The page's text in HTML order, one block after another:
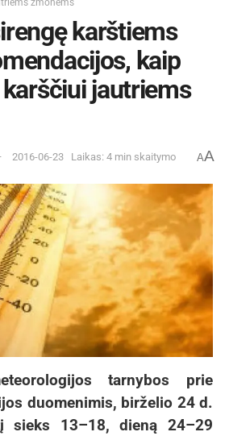
žmonėms
karštiems
kaip
jautriems
2016-06-23 Laikas: 4 min skaitymo AA
tarnybos prie
duomenimis, birželio 24 d.
sieks 13–18, dieną 24–29